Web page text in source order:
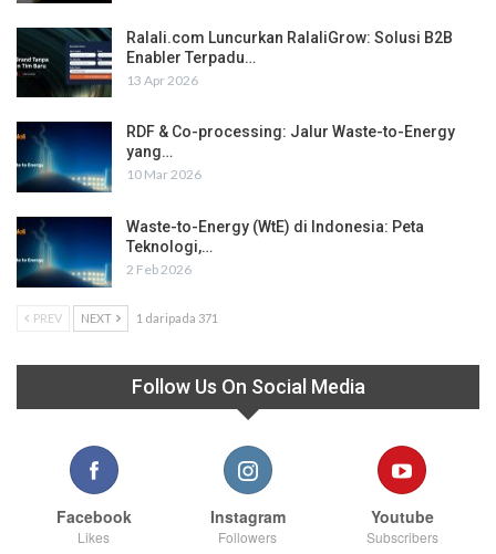
Ralali.com Luncurkan RalaliGrow: Solusi B2B
Enabler Terpadu…
13 Apr 2026
RDF & Co-processing: Jalur Waste-to-Energy
yang…
10 Mar 2026
Waste-to-Energy (WtE) di Indonesia: Peta
Teknologi,…
2 Feb 2026
PREV NEXT 1 daripada 371
Follow Us On Social Media
Facebook
Likes
Instagram
Followers
Youtube
Subscribers